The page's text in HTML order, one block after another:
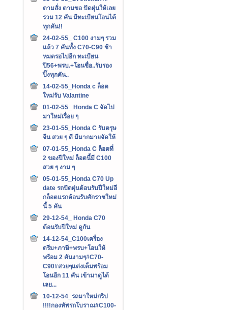
ตามสั่ง ตามขอ ปัดฝุ่นให้เลย
รวม 12 คัน มีทะเบียนโอนได้
ทุกคัน!!
24-02-55_ C100 งามๆ รวม
แล้ว 7 คันทั้ง C70-C90 ช้า
หมดรอไปอีก ทะเบียน
ปี56+พรบ.+โอนชื่อ..รับรอง
ปิ๊งทุกคัน..
14-02-55_Honda c ล็อต
ใหม่รับ Valantine
01-02-55_ Honda C จัดไป
มาใหม่เรื่อย ๆ
23-01-55_Honda C รับตรุษ
จีน สวย ๆ ดี มีมากมายจัดให้
07-01-55_Honda C ล็อตที่
2 ของปีใหม่ ล็อตนี้มี C100
สวย ๆ งาม ๆ
05-01-55_Honda C70 Up
date รถปัดฝุ่นต้อนรับปีใหม่อี
กล็อตแรกต้อนรับศักราชใหม่
นี้ 5 คัน
29-12-54_ Honda C70
ต้อนรับปีใหม่ ดูกัน
14-12-54_C100เครื่อง
ดรีม+ภาษี+พรบ+โอนให้
พร้อม 2 คันงามๆ#C70-
C90#สวยๆแต่งเต็มพร้อม
โอนอีก 11 คัน เข้ามาดูได้
เลย...
10-12-54_รถมาใหม่กริป
!!!!กองทัพรถโบราณ#C100-